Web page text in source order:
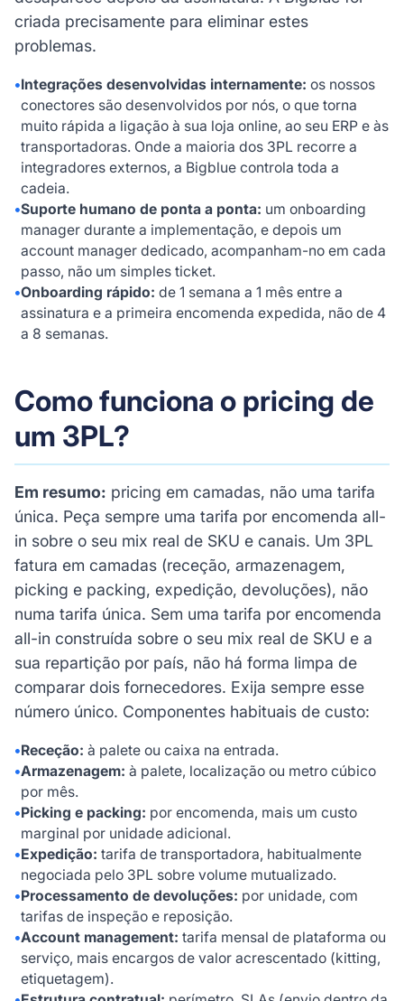
criada precisamente para eliminar estes
problemas.
•Integrações desenvolvidas internamente: os nossos
conectores são desenvolvidos por nós, o que torna
muito rápida a ligação à sua loja online, ao seu ERP e às
transportadoras. Onde a maioria dos 3PL recorre a
integradores externos, a Bigblue controla toda a
cadeia.
•Suporte humano de ponta a ponta: um onboarding
manager durante a implementação, e depois um
account manager dedicado, acompanham-no em cada
passo, não um simples ticket.
•Onboarding rápido: de 1 semana a 1 mês entre a
assinatura e a primeira encomenda expedida, não de 4
a 8 semanas.
Como funciona o pricing de
um 3PL?
Em resumo: pricing em camadas, não uma tarifa
única. Peça sempre uma tarifa por encomenda all-
in sobre o seu mix real de SKU e canais. Um 3PL
fatura em camadas (receção, armazenagem,
picking e packing, expedição, devoluções), não
numa tarifa única. Sem uma tarifa por encomenda
all-in construída sobre o seu mix real de SKU e a
sua repartição por país, não há forma limpa de
comparar dois fornecedores. Exija sempre esse
número único. Componentes habituais de custo:
•Receção: à palete ou caixa na entrada.
•Armazenagem: à palete, localização ou metro cúbico
por mês.
•Picking e packing: por encomenda, mais um custo
marginal por unidade adicional.
•Expedição: tarifa de transportadora, habitualmente
negociada pelo 3PL sobre volume mutualizado.
•Processamento de devoluções: por unidade, com
tarifas de inspeção e reposição.
•Account management: tarifa mensal de plataforma ou
serviço, mais encargos de valor acrescentado (kitting,
etiquetagem).